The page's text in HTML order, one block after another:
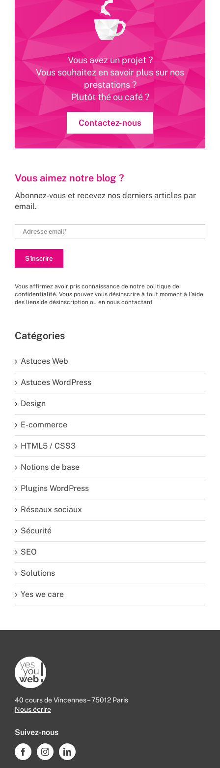
Vous avez un projet ?
Vous souhaitez en savoir plus sur nos
prestations ?
Plutôt thé ou café ?
Contactez-nous
Vous aimez notre blog ?
Abonnez-vous et recevez nos derniers articles par
email.
Vous affirmez avoir pris connaissance de notre politique de
confidentialité. Vous pouvez vous désinscrire à tout moment à l’aide
des liens de désinscription ou en nous contactant
Catégories
Astuces Web
Astuces WordPress
Design
E-commerce
HTML5 / CSS3
Notions de base
Plugins WordPress
Réseaux sociaux
Sécurité
SEO
Solutions
Yes we care
40 cours de Vincennes – 75012 Paris
Nous écrire
Suivez-nous